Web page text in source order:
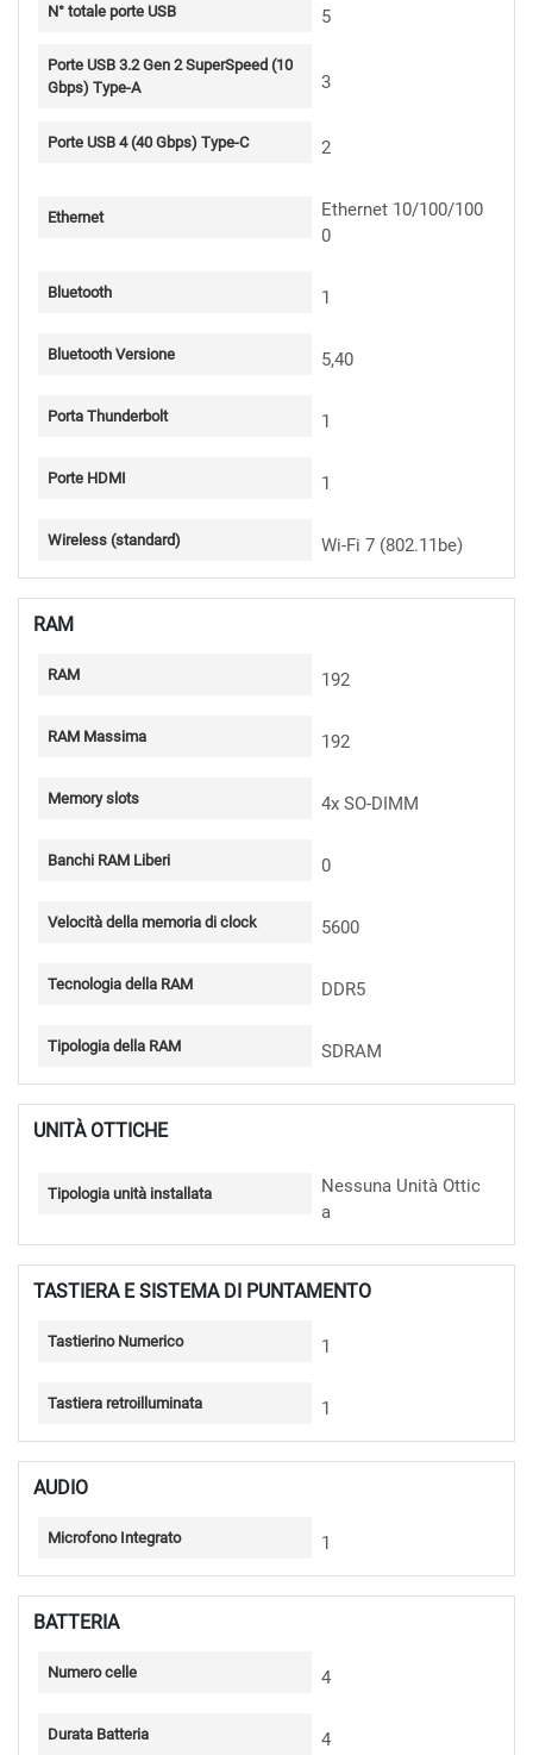
N° totale porte USB 5
Porte USB 3.2 Gen 2 SuperSpeed (10
Gbps) Type-A
3
Porte USB 4 (40 Gbps) Type-C 2
Ethernet
Ethernet 10/100/100
0
Bluetooth 1
Bluetooth Versione 5,40
Porta Thunderbolt 1
Porte HDMI 1
Wireless (standard) Wi-Fi 7 (802.11be)
RAM
RAM 192
RAM Massima 192
Memory slots 4x SO-DIMM
Banchi RAM Liberi 0
Velocità della memoria di clock 5600
Tecnologia della RAM DDR5
Tipologia della RAM SDRAM
UNITÀ OTTICHE
Tipologia unità installata
Nessuna Unità Ottic
a
TASTIERA E SISTEMA DI PUNTAMENTO
Tastierino Numerico 1
Tastiera retroilluminata 1
AUDIO
Microfono Integrato 1
BATTERIA
Numero celle 4
Durata Batteria 4